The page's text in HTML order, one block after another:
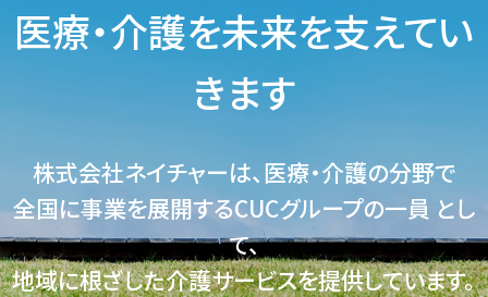
医療・介護を未来を支えてい
きます
株式会社ネイチャーは、医療・介護の分野で
全国に事業を展開するCUCグループの一員 とし
て、
地域に根ざした介護サービスを提供しています。